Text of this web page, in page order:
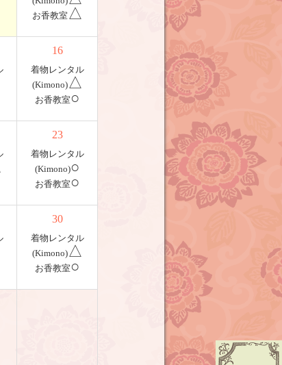
お香教室 △
16
着物レンタル
(Kimono)△
お香教室○
23
着物レンタル
(Kimono)○
お香教室○
30
着物レンタル
(Kimono)△
お香教室○